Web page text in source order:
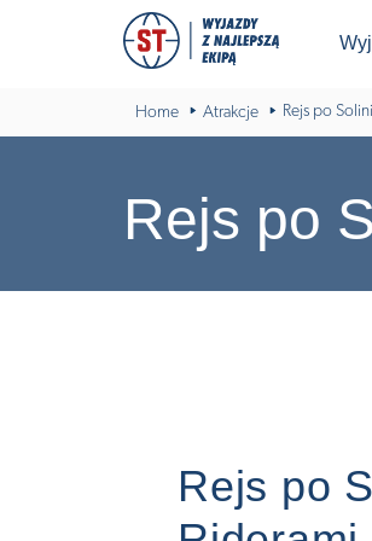
Home Atrakcje Rejs po
Rejs po
Rejs po